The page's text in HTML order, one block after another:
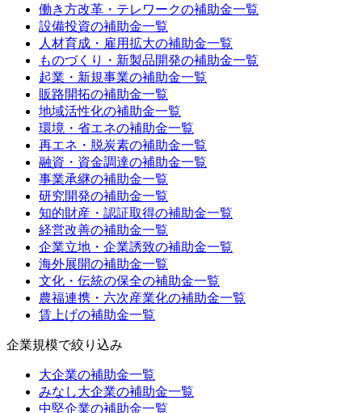
働き方改革・テレワークの補助金一覧
設備投資の補助金一覧
人材育成・雇用拡大の補助金一覧
ものづくり・新製品開発の補助金一覧
起業・新規事業の補助金一覧
販路開拓の補助金一覧
地域活性化の補助金一覧
環境・省エネの補助金一覧
再エネ・脱炭素の補助金一覧
融資・資金調達の補助金一覧
事業承継の補助金一覧
研究開発の補助金一覧
知的財産・認証取得の補助金一覧
経営改善の補助金一覧
企業立地・企業誘致の補助金一覧
海外展開の補助金一覧
文化・伝統の保全の補助金一覧
農福連携・六次産業化の補助金一覧
賃上げの補助金一覧
企業規模で絞り込み
大企業の補助金一覧
みなし大企業の補助金一覧
中堅企業の補助金一覧